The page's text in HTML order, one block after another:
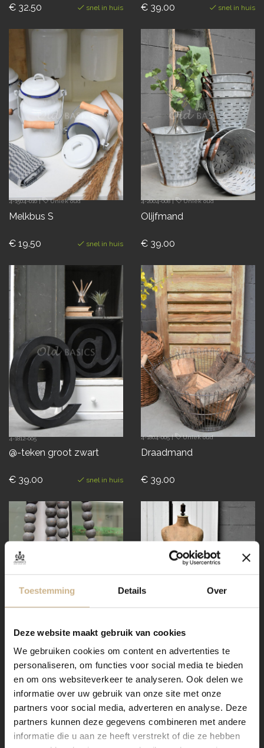
Toestemming Details Over
Deze website maakt gebruik van cookies
We gebruiken cookies om content en advertenties te
personaliseren, om functies voor social media te bieden
en om ons websiteverkeer te analyseren. Ook delen we
informatie over uw gebruik van onze site met onze
partners voor social media, adverteren en analyse. Deze
partners kunnen deze gegevens combineren met andere
informatie die u aan ze heeft verstrekt of die ze hebben
€ 32.50 snel in huis € 39.00 snel in huis
4-1504-016| Uniek oud
Melkbus S
€ 19.50 snel in huis
4-2004-008| Uniek oud
Olijfmand
€ 39.00
4-1812-005
@-teken groot zwart
€ 39.00 snel in huis
4-1804-005| Uniek oud
Draadmand
€ 39.00
Ketting met kruis grijs
€ 44.50
Paspop
€ 100.00